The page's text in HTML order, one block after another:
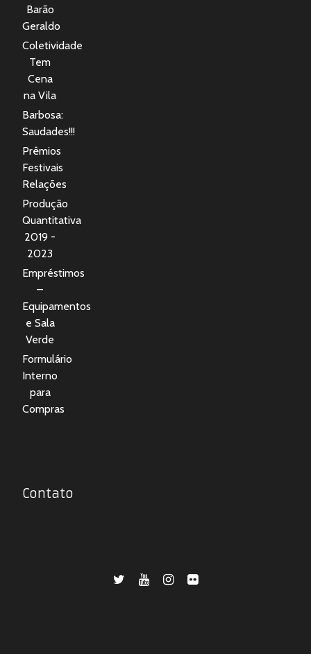
Barão
Geraldo
Coletividade
Tem
Cena
na Vila
Barbosa:
Saudades!!!
Prêmios
Festivais
Relações
Produção
Quantitativa
2019 -
2023
Empréstimos
–
Equipamentos
e Sala
Verde
Formulário
Interno
para
Compras
Contato